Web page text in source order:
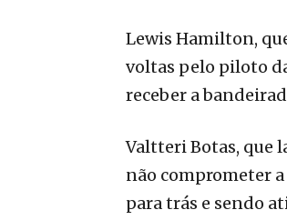
Lewis Hamilton,
voltas pelo piloto
receber a
Valtteri Botas, que
não comprometer
para trás e sendo